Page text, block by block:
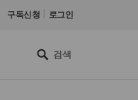
구독신청 로그인